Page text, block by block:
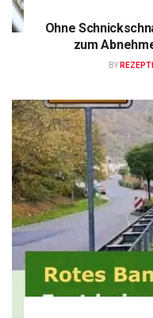
Ohne
zum
BY